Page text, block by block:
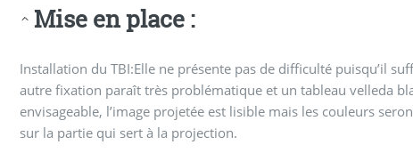
Mise en place :
Installation du TBI:Elle ne présente pas de difficulté puisqu’il
autre fixation paraît très problématique et un tableau velleda
envisageable, l’image projetée est lisible mais les couleurs
sur la partie qui sert à la projection.